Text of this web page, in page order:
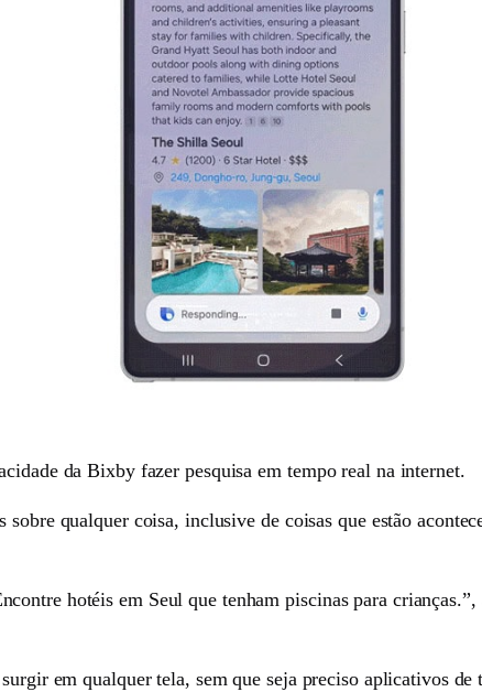
da Bixby fazer pesquisa em tempo real na internet.
qualquer coisa, inclusive de coisas que estão
hotéis em Seul que tenham piscinas para crianças.”,
em qualquer tela, sem que seja preciso aplicativos